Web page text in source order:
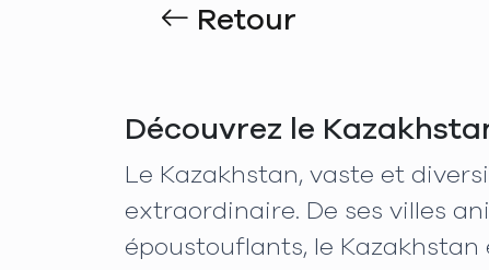
Retour
Découvrez le
Le Kazakhstan, vaste et
extraordinaire. De ses villes
époustouflants, le